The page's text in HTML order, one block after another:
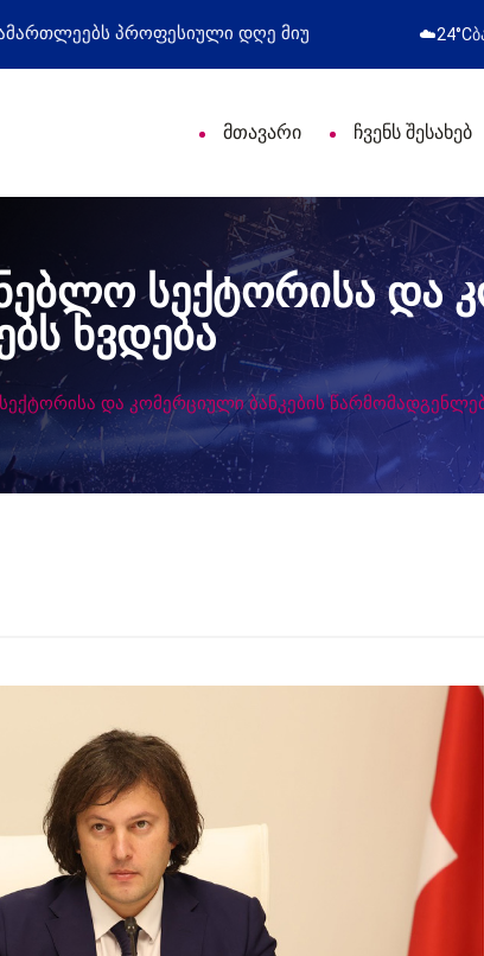
დღე მიულოცა წარმატებული
☁️24°C
მთავარი ჩვენს შესახებ
სექტორისა და
ხვდება
და კომერციული ბანკების